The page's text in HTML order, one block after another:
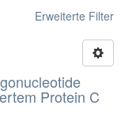
Erweiterte Filter
Protein C